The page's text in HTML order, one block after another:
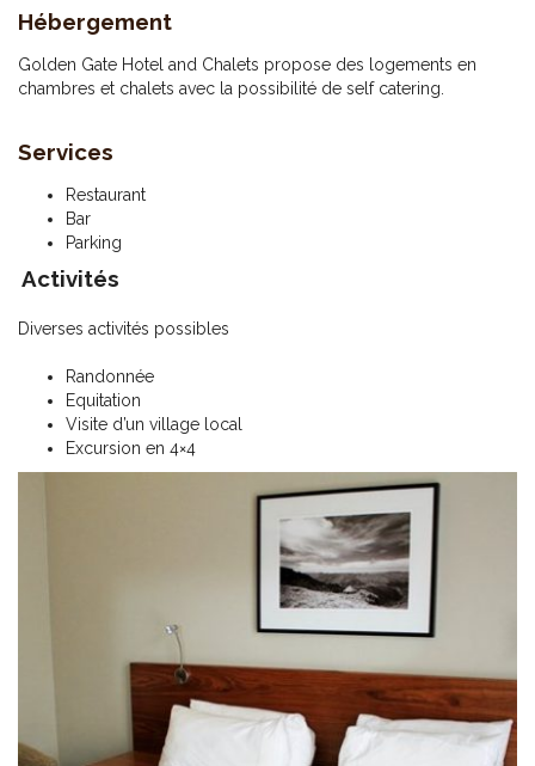
Hébergement
Golden Gate Hotel and Chalets propose des logements en
chambres et chalets avec la possibilité de self catering.
Services
Restaurant
Bar
Parking
Activités
Diverses activités possibles
Randonnée
Equitation
Visite d’un village local
Excursion en 4×4